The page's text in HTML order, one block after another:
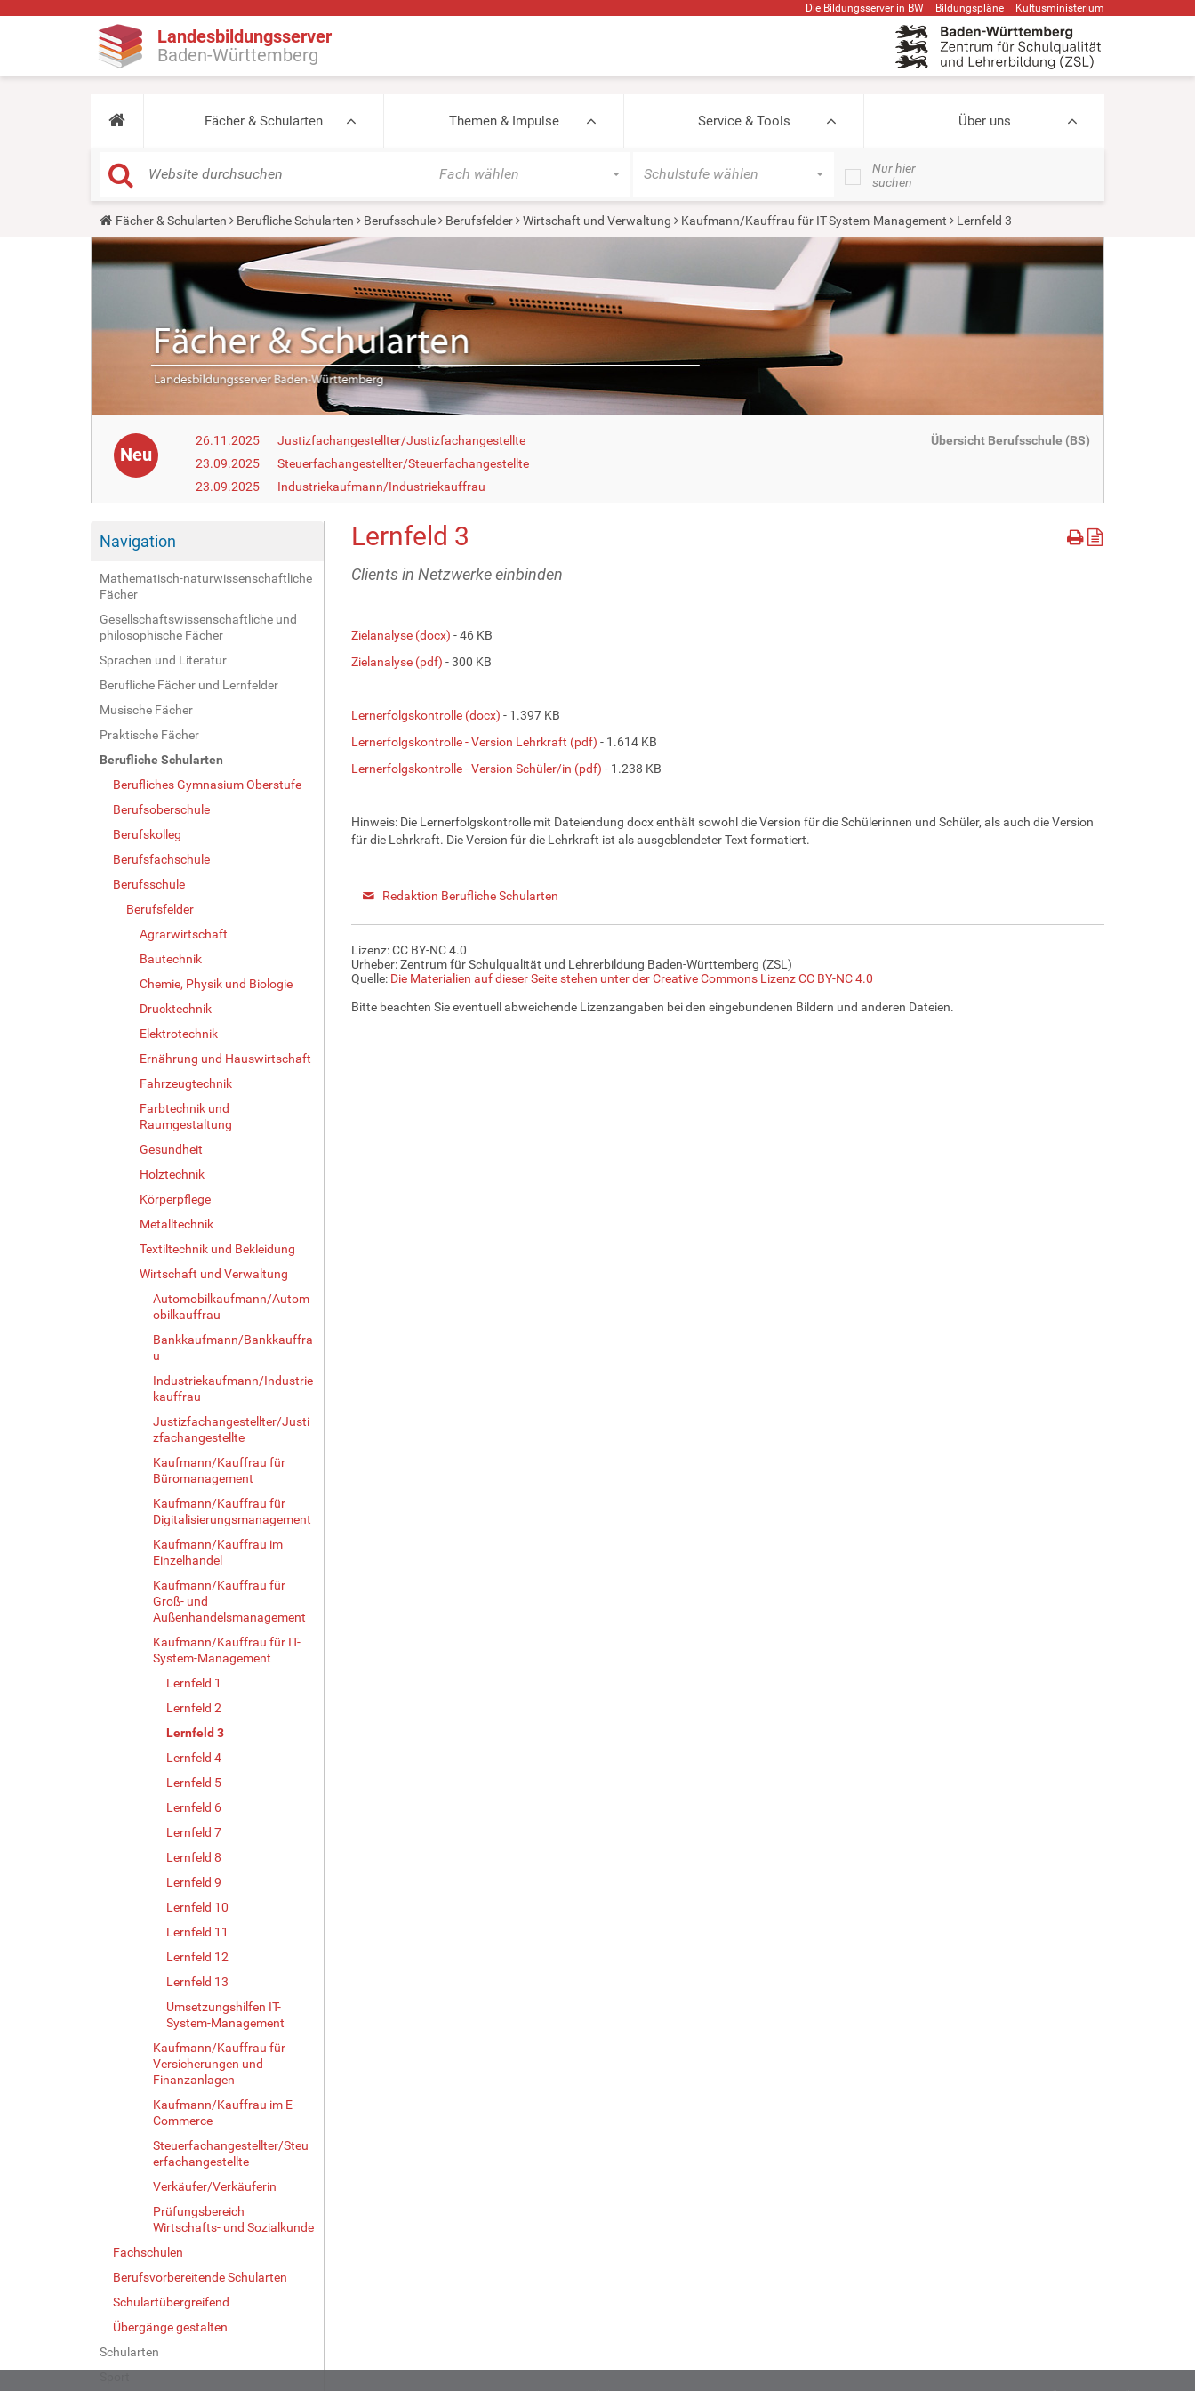
Die Bildungsserver in BW Bildungspläne Kultusministerium
Landesbildungsserver
Baden-Württemberg
Fächer & Schularten Themen & Impulse Service & Tools Über uns
Fach wählen Schulstufe wählen
Nur hier
suchen
Y
o
u
a
r
Fächer & Schularten Berufliche Schularten Berufsschule Berufsfelder Wirtschaft und Verwaltung Kaufmann/Kauffrau für IT-System-Management Lernfeld 3
Neu
26.11.2025
Justizfachangestellter/Justizfachangestellte
23.09.2025
Steuerfachangestellter/Steuerfachangestellte
23.09.2025
Industriekaufmann/Industriekauffrau
Übersicht Berufsschule (BS)
Navigation
Mathematisch-naturwissenschaftliche
Fächer
Gesellschaftswissenschaftliche und
philosophische Fächer
Sprachen und Literatur
Berufliche Fächer und Lernfelder
Musische Fächer
Praktische Fächer
Berufliche Schularten
Berufliches Gymnasium Oberstufe
Berufsoberschule
Berufskolleg
Berufsfachschule
Berufsschule
Berufsfelder
Agrarwirtschaft
Bautechnik
Chemie, Physik und Biologie
Drucktechnik
Elektrotechnik
Ernährung und Hauswirtschaft
Fahrzeugtechnik
Farbtechnik und
Raumgestaltung
Gesundheit
Holztechnik
Körperpflege
Metalltechnik
Textiltechnik und Bekleidung
Wirtschaft und Verwaltung
Automobilkaufmann/Autom
obilkauffrau
Bankkaufmann/Bankkauffra
u
Industriekaufmann/Industrie
kauffrau
Justizfachangestellter/Justi
zfachangestellte
Kaufmann/Kauffrau für
Büromanagement
Kaufmann/Kauffrau für
Digitalisierungsmanagement
Kaufmann/Kauffrau im
Einzelhandel
Kaufmann/Kauffrau für
Groß- und
Außenhandelsmanagement
Kaufmann/Kauffrau für IT-
System-Management
Lernfeld 1
Lernfeld 2
Lernfeld 3
Lernfeld 4
Lernfeld 5
Lernfeld 6
Lernfeld 7
Lernfeld 8
Lernfeld 9
Lernfeld 10
Lernfeld 11
Lernfeld 12
Lernfeld 13
Umsetzungshilfen IT-
System-Management
Kaufmann/Kauffrau für
Versicherungen und
Finanzanlagen
Kaufmann/Kauffrau im E-
Commerce
Steuerfachangestellter/Steu
erfachangestellte
Verkäufer/Verkäuferin
Prüfungsbereich
Wirtschafts- und Sozialkunde
Fachschulen
Berufsvorbereitende Schularten
Schulartübergreifend
Übergänge gestalten
Schularten
Lernfeld 3
Clients in Netzwerke einbinden
Zielanalyse (docx) - 46 KB
Zielanalyse (pdf) - 300 KB
Lernerfolgskontrolle (docx) - 1.397 KB
Lernerfolgskontrolle - Version Lehrkraft (pdf) - 1.614 KB
Lernerfolgskontrolle - Version Schüler/in (pdf) - 1.238 KB
Hinweis: Die Lernerfolgskontrolle mit Dateiendung docx enthält sowohl die Version für die Schülerinnen und Schüler, als auch die Version
für die Lehrkraft. Die Version für die Lehrkraft ist als ausgeblendeter Text formatiert.
Redaktion Berufliche Schularten
Lizenz: CC BY-NC 4.0
Urheber: Zentrum für Schulqualität und Lehrerbildung Baden-Württemberg (ZSL)
Quelle: Die Materialien auf dieser Seite stehen unter der Creative Commons Lizenz CC BY-NC 4.0
Bitte beachten Sie eventuell abweichende Lizenzangaben bei den eingebundenen Bildern und anderen Dateien.